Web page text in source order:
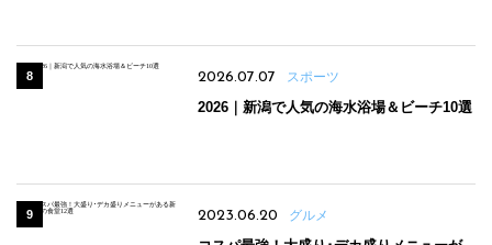
2026.07.07 スポーツ
2026｜新潟で人気の海水浴場＆ビーチ10選
2023.06.20 グルメ